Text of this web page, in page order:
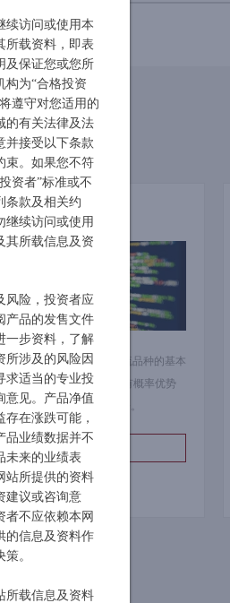
续访问或使用本
所载资料，即表
及保证您或您所
构为“合格投资
遵守对您适用的
的有关法律及法
并接受以下条款
束。如果您不符
资者”标准或不
条款及相关约
继续访问或使用
其所载信息及资
风险，投资者应
产品的发售文件
一步资料，了解
所涉及的风险因
求适当的专业投
意见。产品净值
存在涨跌可能，
品业绩数据并不
未来的业绩表
站所提供的资料
建议或咨询意
者不应依赖本网
的信息及资料作
。
所载信息及资料
列
货市场十多年来近40个主流品种的基本
据的挖掘和分析， 发现具有概率优势
从而捕捉趋势性的盈利机会。
了解详情